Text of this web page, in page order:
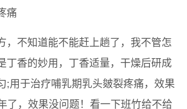
痛
，不知道能不能赶上趟了，我不管怎
丁香的妙用，丁香适量，干燥后研成
;用于治疗哺乳期乳头皴裂疼痛，效果
了，效果没问题！看一下班竹给不给